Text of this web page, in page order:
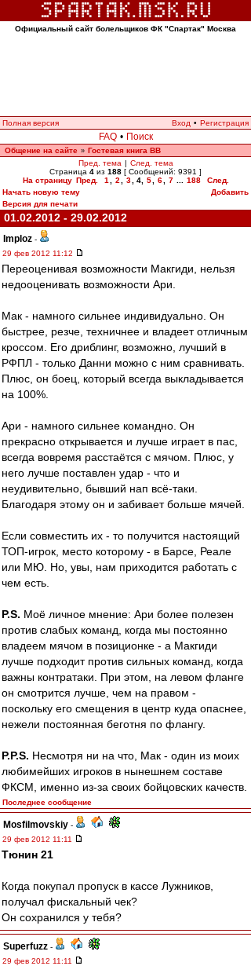
Официальный сайт болельщиков ФК "Спартак" Москва
Полная версия Вход • Регистрация
FAQ • Поиск
Общение на сайте » Гостевая книга ВВ
Пред. тема | След. тема
Страница 4 из 188 [ Сообщений: 9391 ]
На страницу Пред. 1 2 3 4, 5 6 7 188
След.
Начать новую тему
Добавить
Версия для печати
01.02.2012 - 29.02.2012
Imploz -
29 фев 2012 11:12
Переоценивая возможности Макгиди, нельзя
недооценивать возможности Ари.
Мак - намного сильнее индивидуально. Он
быстрее, резче, техничнее и владеет отличным
кроссом. Его дриблинг, возможно, лучший в
РФПЛ - только Данни можно с ним сравнивать.
Плюс, он боец, который всегда выкладывается
на 100%.
Ари - намного сильнее командно. Он
прекрасно открывается и лучше играет в пас,
всегда вовремя расстаётся с мячом. Плюс, у
него лучше поставлен удар - что и
неудивительно, бывший нап всё-таки.
Благодаря этому он и забивает больше мячей.
Если совместить их - то получится настоящий
ТОП-игрок, место которому - в Барсе, Реале
или МЮ. Но, увы, нам приходится работать с
чем есть.
P.S. Моё личное мнение: Ари более полезен
против слабых команд, когда мы постоянно
владеем мячом в позиционке - а Макгиди
лучше подходит против сильных команд, когда
важны контратаки. При этом, на левом фланге
он смотрится лучше, чем на правом -
поскольку его смещения в центр куда опаснее,
нежели постоянная беготня по флангу.
P.P.S. Несмотря ни на что, Мак - один из моих
любимейших игроков в нынешнем составе
ФКСМ, именно из-за своих бойцовских качеств.
Последнее сообщение
Mosfilmovskiy -
29 фев 2012 11:11
Тюнин 21
Когда покупал пропуск в кассе Лужников,
получал фискальный чек?
Он сохранился у тебя?
Superfuzz -
29 фев 2012 11:11